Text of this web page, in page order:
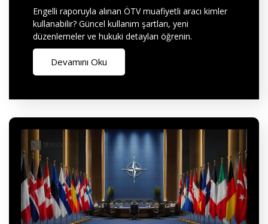
Engelli raporuyla alınan ÖTV muafiyetli aracı kimler
kullanabilir? Güncel kullanım şartları, yeni
düzenlemeler ve hukuki detayları öğrenin.
Devamını Oku